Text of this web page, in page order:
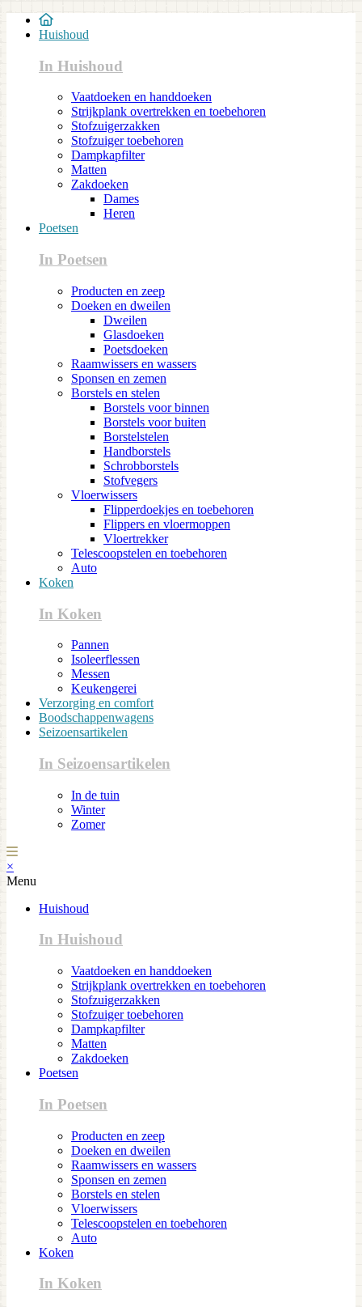
Huishoud
In Huishoud
Vaatdoeken en handdoeken
Strijkplank overtrekken en toebehoren
Stofzuigerzakken
Stofzuiger toebehoren
Dampkapfilter
Matten
Zakdoeken
Dames
Heren
Poetsen
In Poetsen
Producten en zeep
Doeken en dweilen
Dweilen
Glasdoeken
Poetsdoeken
Raamwissers en wassers
Sponsen en zemen
Borstels en stelen
Borstels voor binnen
Borstels voor buiten
Borstelstelen
Handborstels
Schrobborstels
Stofvegers
Vloerwissers
Flipperdoekjes en toebehoren
Flippers en vloermoppen
Vloertrekker
Telescoopstelen en toebehoren
Auto
Koken
In Koken
Pannen
Isoleerflessen
Messen
Keukengerei
Verzorging en comfort
Boodschappenwagens
Seizoensartikelen
In Seizoensartikelen
In de tuin
Winter
Zomer
×
Menu
Huishoud
In Huishoud
Vaatdoeken en handdoeken
Strijkplank overtrekken en toebehoren
Stofzuigerzakken
Stofzuiger toebehoren
Dampkapfilter
Matten
Zakdoeken
Poetsen
In Poetsen
Producten en zeep
Doeken en dweilen
Raamwissers en wassers
Sponsen en zemen
Borstels en stelen
Vloerwissers
Telescoopstelen en toebehoren
Auto
Koken
In Koken